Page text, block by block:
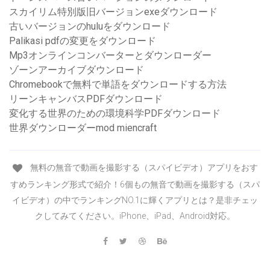
スカイリム特別版旧バージョンexeダウンロード
古いバージョンのhuluをダウンロード
Palikasi pdfの変更をダウンロード
Mp3オンラインコンバーターとダウンローダー
ゾーンアーカイブダウンロード
Chromebookで無料で単語をダウンロードする方法
リーンキャンバスPDFダウンロード
変化する世界のための環境科学PDFダウンロード
世界ダウンローダーmod miencraft
無料の無音で動画を撮影する（スパイビデオ）アプリをおす
すめランキング形式で紹介！6個もの無音で動画を撮影する（スパ
イビデオ）の中でランキングNO.1に輝くアプリとは？是非チェッ
クしてみてください。iPhone、iPad、Android対応。